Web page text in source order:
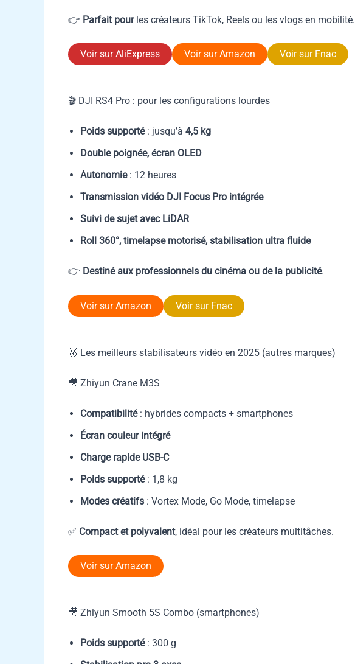
👉 Parfait pourles créateurs TikTok, Reels ou les vlogs en mobilité.
Voir sur AliExpress Voir sur Amazon Voir sur Fnac
🎬 DJI RS4 Pro : pour les configurations lourdes
Poids supporté: jusqu’à 4,5 kg
Double poignée, écran OLED
Autonomie: 12 heures
Transmission vidéo DJI Focus Pro intégrée
Suivi de sujet avec LiDAR
Roll 360°, timelapse motorisé, stabilisation ultra fluide
👉 Destiné aux professionnels du cinéma ou de la publicité.
Voir sur Amazon Voir sur Fnac
🥇 Les meilleurs stabilisateurs vidéo en 2025 (autres marques)
🎥 Zhiyun Crane M3S
Compatibilité: hybrides compacts + smartphones
Écran couleur intégré
Charge rapide USB-C
Poids supporté: 1,8 kg
Modes créatifs : Vortex Mode, Go Mode, timelapse
✅ Compact et polyvalent, idéal pour les créateurs multitâches.
Voir sur Amazon
🎥 Zhiyun Smooth 5S Combo (smartphones)
Poids supporté: 300 g